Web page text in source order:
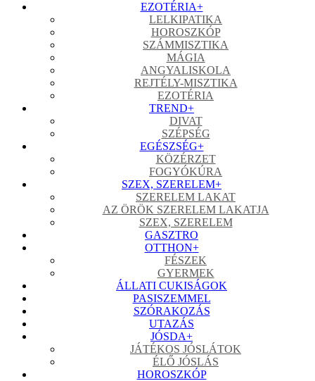
EZOTÉRIA+
LELKIPATIKA
HOROSZKÓP
SZÁMMISZTIKA
MÁGIA
ANGYALISKOLA
REJTÉLY-MISZTIKA
EZOTÉRIA
TREND+
DIVAT
SZÉPSÉG
EGÉSZSÉG+
KÖZÉRZET
FOGYÓKÚRA
SZEX, SZERELEM+
SZERELEM LAKAT
AZ ÖRÖK SZERELEM LAKATJA
SZEX, SZERELEM
GASZTRO
OTTHON+
FÉSZEK
GYERMEK
ÁLLATI CUKISÁGOK
PASISZEMMEL
SZÓRAKOZÁS
UTAZÁS
JÓSDA+
JÁTÉKOS JÓSLÁTOK
ÉLŐ JÓSLÁS
HOROSZKÓP